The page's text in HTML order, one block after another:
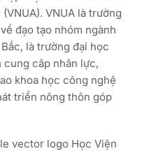
VNUA là trường
đạo tạo nhóm ngành
là trường đại học
câp nhân lực,
khoa học công nghệ
triển nông thôn góp
vector logo Học Viện